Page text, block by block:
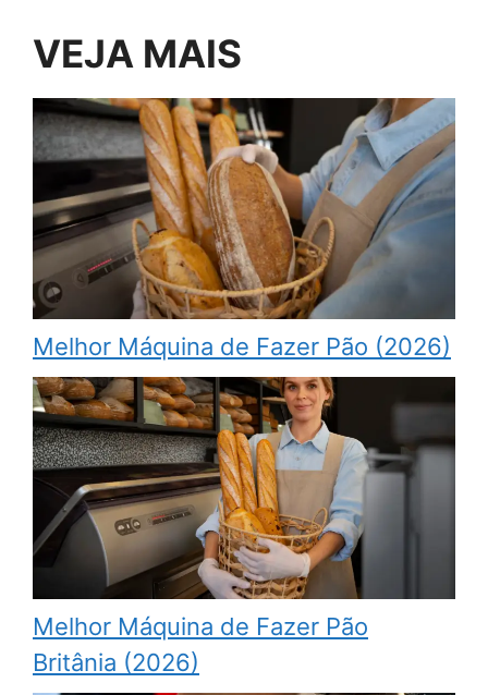
VEJA MAIS
Melhor Máquina de Fazer Pão (2026)
Melhor Máquina de Fazer Pão
Britânia (2026)